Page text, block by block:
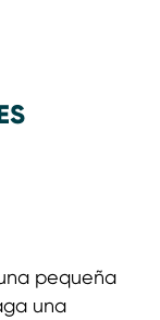
pequeña
una